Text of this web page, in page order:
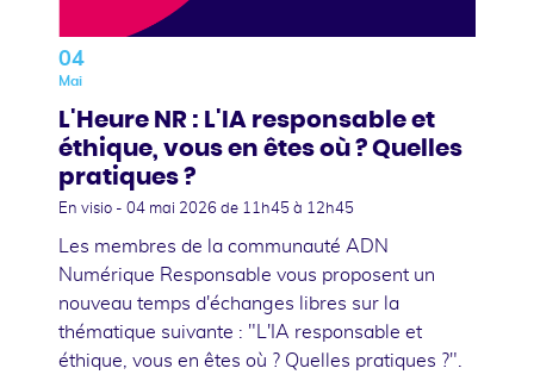
04
Mai
L'Heure NR : L'IA responsable et
éthique, vous en êtes où ? Quelles
pratiques ?
En visio - 04 mai 2026 de 11h45 à 12h45
Les membres de la communauté ADN
Numérique Responsable vous proposent un
nouveau temps d'échanges libres sur la
thématique suivante : "L'IA responsable et
éthique, vous en êtes où ? Quelles pratiques ?".